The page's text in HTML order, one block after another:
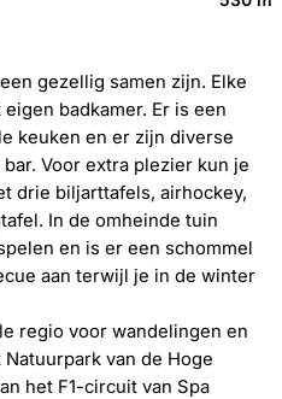
gezellig samen zijn. Elke
badkamer. Er is een
keuken en er zijn diverse
Voor extra plezier kun je
drie biljarttafels, airhockey,
In de omheinde tuin
en is er een schommel
aan terwijl je in de winter
regio voor wandelingen en
van de Hoge
het F1-circuit van Spa